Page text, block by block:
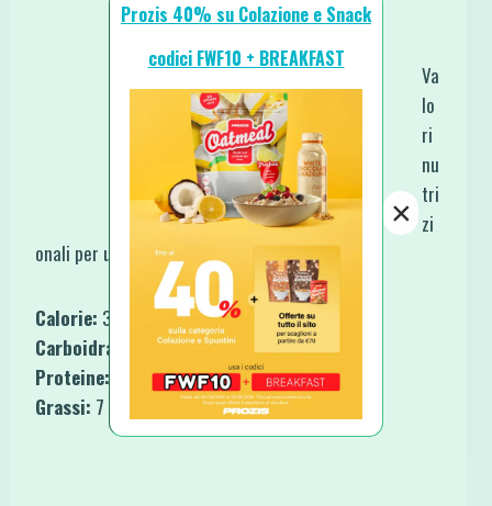
Va
lo
ri
nu
tri
zi
onali per una porzione:
Calorie: 330
Carboidrati:
32 g
Proteine:
Grassi: 7 g
Prozis 40% su Colazione e Snack
codici FWF10 + BREAKFAST
×